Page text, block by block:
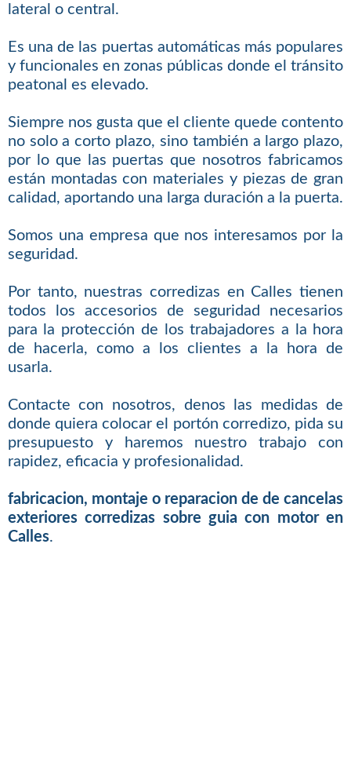
lateral o central.
Es una de las puertas automáticas más populares
y funcionales en zonas públicas donde el tránsito
peatonal es elevado.
Siempre nos gusta que el cliente quede contento
no solo a corto plazo, sino también a largo plazo,
por lo que las puertas que nosotros fabricamos
están montadas con materiales y piezas de gran
calidad, aportando una larga duración a la puerta.
Somos una empresa que nos interesamos por la
seguridad.
Por tanto, nuestras corredizas en Calles tienen
todos los accesorios de seguridad necesarios
para la protección de los trabajadores a la hora
de hacerla, como a los clientes a la hora de
usarla.
Contacte con nosotros, denos las medidas de
donde quiera colocar el portón corredizo, pida su
presupuesto y haremos nuestro trabajo con
rapidez, eficacia y profesionalidad.
fabricacion, montaje o reparacion de de cancelas
exteriores corredizas sobre guia con motor en
Calles.